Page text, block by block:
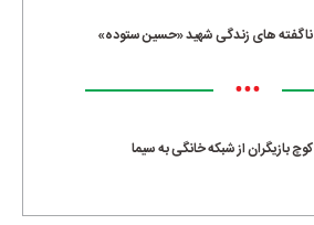
ناگفته های زندگی شهید «حسین ستوده»
•••
کوچ بازیگران از شبکه خانگی به سیما